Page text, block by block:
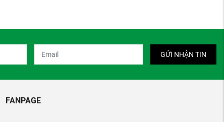
GỬI NHẬN TIN
FANPAGE